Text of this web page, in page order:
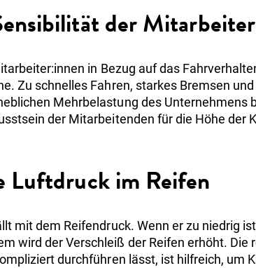
der
in Bezug auf das
Zu schnelles Fahren, starkes Bremsen
Mehrbelastung des Unternehmens
der Mitarbeitenden für die Höhe der
Luftdruck im Reifen
mit dem Reifendruck. Wenn er zu niedrig
wird der Verschleiß der Reifen erhöht. Die
durchführen lässt, ist hilfreich, um